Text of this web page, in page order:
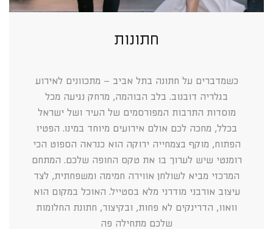
חתונות
כשמדברים על חתונה בתל אביב – מתכוונים לאירוע
בגלריה דובנוב. בלב הבוהמה, מרחק נגיעה מכל
מוסדות התרבות המפורסמים של העיר ושל ישראל
בכלל, מחכה לכם אולם אירועים מיוחד במינו. הפטיו
הפתוח, מוקף בצמחייה ירוקה הוא כנראה הספוט הכי
רומנטי שיש לערוך בו את טקס החופה שלכם. המתחם
המרכזי מביא לשולחן אווירה חמימה ומשפחתית, לצד
עיצוב אורבני מודרני מלא בסטייל. האוכל במקום הוא
וואוו, הדרינקים לא פחות, ובקיצור, חתונת החלומות
שלכם מתחילה פה